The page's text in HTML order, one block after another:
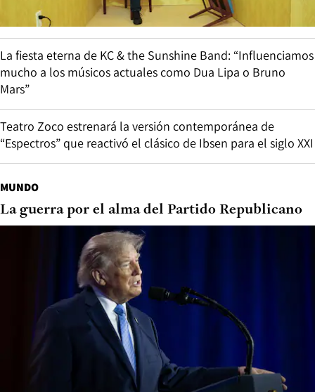
La fiesta eterna de KC & the Sunshine Band: “Influenciamos
mucho a los músicos actuales como Dua Lipa o Bruno
Mars”
Teatro Zoco estrenará la versión contemporánea de
“Espectros” que reactivó el clásico de Ibsen para el siglo XXI
MUNDO
La guerra por el alma del Partido Republicano